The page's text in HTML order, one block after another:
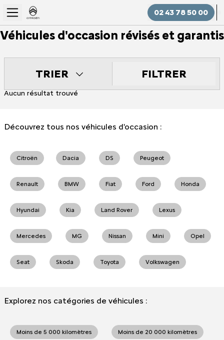
02 43 78 50 00
Véhicules d'occasion révisés et garantis
TRIER FILTRER
Aucun résultat trouvé
Découvrez tous nos véhicules d'occasion :
Citroën Dacia DS Peugeot
Renault BMW Fiat Ford Honda
Hyundai Kia Land Rover Lexus
Mercedes MG Nissan Mini Opel
Seat Skoda Toyota Volkswagen
Explorez nos catégories de véhicules :
Moins de 5 000 kilomètres Moins de 20 000 kilomètres